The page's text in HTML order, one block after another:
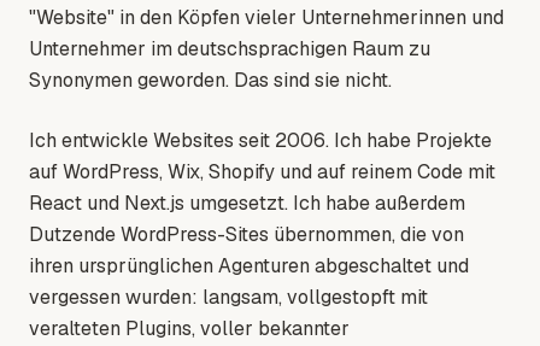
"Website" in den Köpfen vieler Unternehmerinnen und
Unternehmer im deutschsprachigen Raum zu
Synonymen geworden. Das sind sie nicht.
Ich entwickle Websites seit 2006. Ich habe Projekte
auf WordPress, Wix, Shopify und auf reinem Code mit
React und Next.js umgesetzt. Ich habe außerdem
Dutzende WordPress-Sites übernommen, die von
ihren ursprünglichen Agenturen abgeschaltet und
vergessen wurden: langsam, vollgestopft mit
veralteten Plugins, voller bekannter